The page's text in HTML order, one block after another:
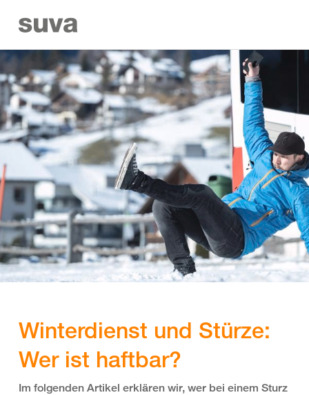
Winterdienst und Stürze:
Wer ist haftbar?
Im folgenden Artikel erklären wir, wer bei einem Sturz